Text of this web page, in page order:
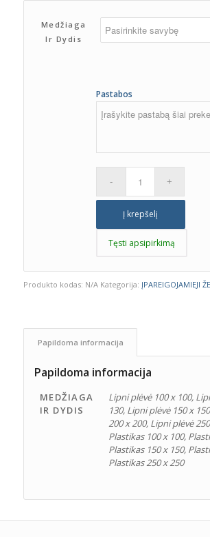
Medžiaga
Ir Dydis
Pastabos
Į krepšelį
Tęsti apsipirkimą
Produkto kodas: N/A Kategorija: ĮPAREIGOJAMIEJI
Papildoma informacija
Papildoma informacija
MEDŽIAGA
IR DYDIS
Lipni plėvė 100 x 100,
130, Lipni plėvė 150 x
200 x 200, Lipni plėvė
Plastikas 100 x 100,
Plastikas 150 x 150,
Plastikas 250 x 250